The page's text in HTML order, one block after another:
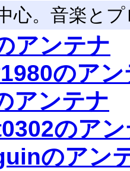
心。音楽と
アンテナ
のアン
アンテナ
のア
のアン